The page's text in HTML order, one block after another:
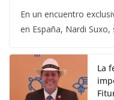
En un encuentro
en España, Nardi
La